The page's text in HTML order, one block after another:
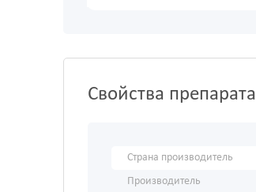
Свойства препарата
Страна производитель
Производитель